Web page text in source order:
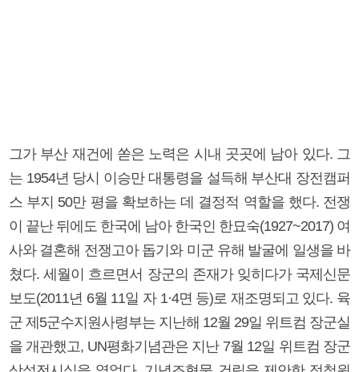
그가 부산 재건에 쏟은 노력은 시내 곳곳에 남아 있다. 그
는 1954년 당시 이승만 대통령을 설득해 부산대 장전캠퍼
스 부지 50만 평을 확보하는 데 결정적 역할을 했다. 전쟁
이 끝난 뒤에도 한국에 남아 한국인 한묘숙(1927~2017) 여
사와 결혼해 전쟁고아 돕기와 미군 유해 발굴에 일생을 바
쳤다. 세월이 흐르면서 장군의 존재가 잊히다가 국제신문
보도(2011년 6월 11일 자 1·4면 등)로 재조명되고 있다. 육
군 제5군수지원사령부는 지난해 12월 29일 위트컴 장군실
을 개관했고, UN평화기념관은 지난 7월 12일 위트컴 장군